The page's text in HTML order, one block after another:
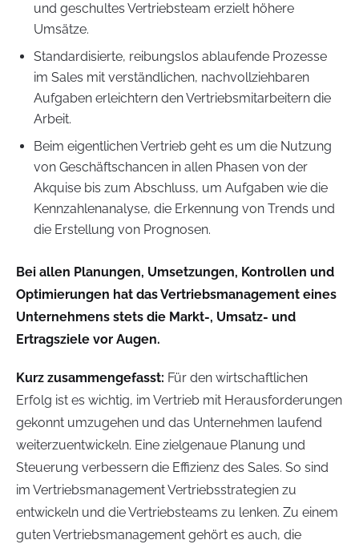
und geschultes Vertriebsteam erzielt höhere
Umsätze.
Standardisierte, reibungslos ablaufende Prozesse
im Sales mit verständlichen, nachvollziehbaren
Aufgaben erleichtern den Vertriebsmitarbeitern die
Arbeit.
Beim eigentlichen Vertrieb geht es um die Nutzung
von Geschäftschancen in allen Phasen von der
Akquise bis zum Abschluss, um Aufgaben wie die
Kennzahlenanalyse, die Erkennung von Trends und
die Erstellung von Prognosen.
Bei allen Planungen, Umsetzungen, Kontrollen und
Optimierungen hat das Vertriebsmanagement eines
Unternehmens stets die Markt-, Umsatz- und
Ertragsziele vor Augen.
Kurz zusammengefasst: Für den wirtschaftlichen
Erfolg ist es wichtig, im Vertrieb mit Herausforderungen
gekonnt umzugehen und das Unternehmen laufend
weiterzuentwickeln. Eine zielgenaue Planung und
Steuerung verbessern die Effizienz des Sales. So sind
im Vertriebsmanagement Vertriebsstrategien zu
entwickeln und die Vertriebsteams zu lenken. Zu einem
guten Vertriebsmanagement gehört es auch, die